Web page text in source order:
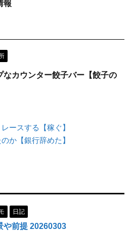
報
なカウンター餃子バー【餃子の
ースする【稼ぐ】
か【銀行辞めた】
日記
や前提 20260303